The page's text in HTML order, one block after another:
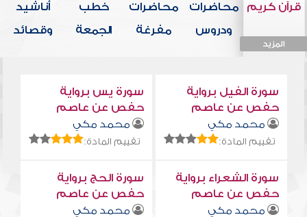
قرآن كريم
المزيد
محاضرات
ودروس
محاضرات
مفرغة
خطب
الجمعة
أناشيد
وقصائد
سورة الفيل برواية
حفص عن عاصم
محمد مكي
تقييم المادة:
سورة يس برواية
حفص عن عاصم
محمد مكي
تقييم المادة:
سورة الشعراء برواية
حفص عن عاصم
محمد مكي
سورة الحج برواية
حفص عن عاصم
محمد مكي